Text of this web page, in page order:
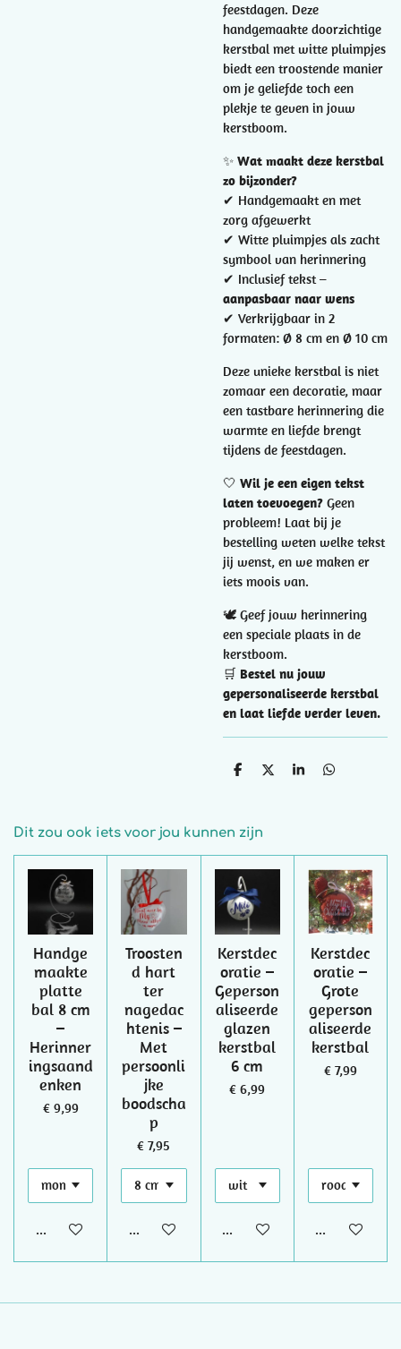
feestdagen. Deze
handgemaakte doorzichtige
kerstbal met witte pluimpjes
biedt een troostende manier
om je geliefde toch een
plekje te geven in jouw
kerstboom.
✨ Wat maakt deze kerstbal
zo bijzonder?
✔ Handgemaakt en met
zorg afgewerkt
✔ Witte pluimpjes als zacht
symbool van herinnering
✔ Inclusief tekst –
aanpasbaar naar wens
✔ Verkrijgbaar in 2
formaten: Ø 8 cm en Ø 10 cm
Deze unieke kerstbal is niet
zomaar een decoratie, maar
een tastbare herinnering die
warmte en liefde brengt
tijdens de feestdagen.
🤍 Wil je een eigen tekst
laten toevoegen? Geen
probleem! Laat bij je
bestelling weten welke tekst
jij wenst, en we maken er
iets moois van.
🕊️ Geef jouw herinnering
een speciale plaats in de
kerstboom.
🛒 Bestel nu jouw
gepersonaliseerde kerstbal
en laat liefde verder leven.
D
n
D
S
D
Dit zou ook iets voor jou kunnen zijn
Handge
maakte
platte
bal 8 cm
–
Herinner
ingsaand
enken
€ 9,99
Bekijk details
Troosten
d hart
ter
nagedac
htenis –
Met
persoonli
jke
boodscha
p
€ 7,95
Bekijk details
Kerstdec
oratie –
Geperson
aliseerde
glazen
kerstbal
6 cm
€ 6,99
Bekijk details
Kerstdec
oratie –
Grote
geperson
aliseerde
kerstbal
€ 7,99
Bekijk details